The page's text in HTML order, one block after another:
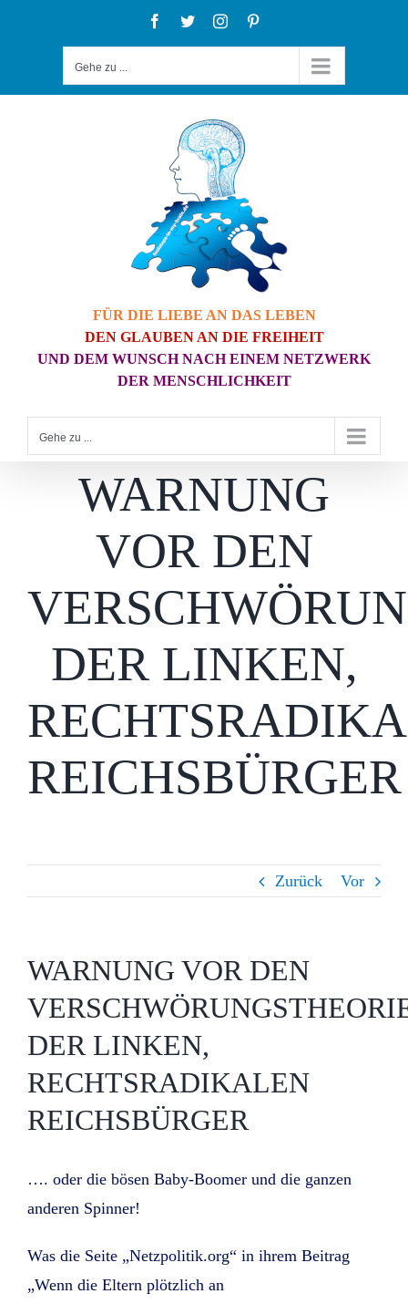
Facebook
TwitterInstagram
Gehe zu ...
FÜR DIE LIEBE AN DAS LEBEN
DEN GLAUBEN AN DIE FREIHEIT
UND DEM WUNSCH NACH EINEM NETZWERK
DER MENSCHLICHKEIT
Gehe zu ...
WARNUNG
VOR DEN
DER LINKEN,
REICHSBÜRGER
Zurück Vor
WARNUNG VOR DEN
DER LINKEN,
RECHTSRADIKALEN
REICHSBÜRGER
…. oder die bösen Baby-Boomer und die ganzen
anderen Spinner!
Was die Seite „Netzpolitik.org“ in ihrem Beitrag
„Wenn die Eltern plötzlich an